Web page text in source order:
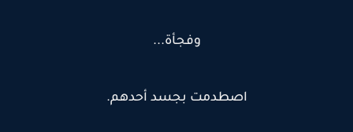
وفجأة...
اصطدمت بجسد أحدهم.